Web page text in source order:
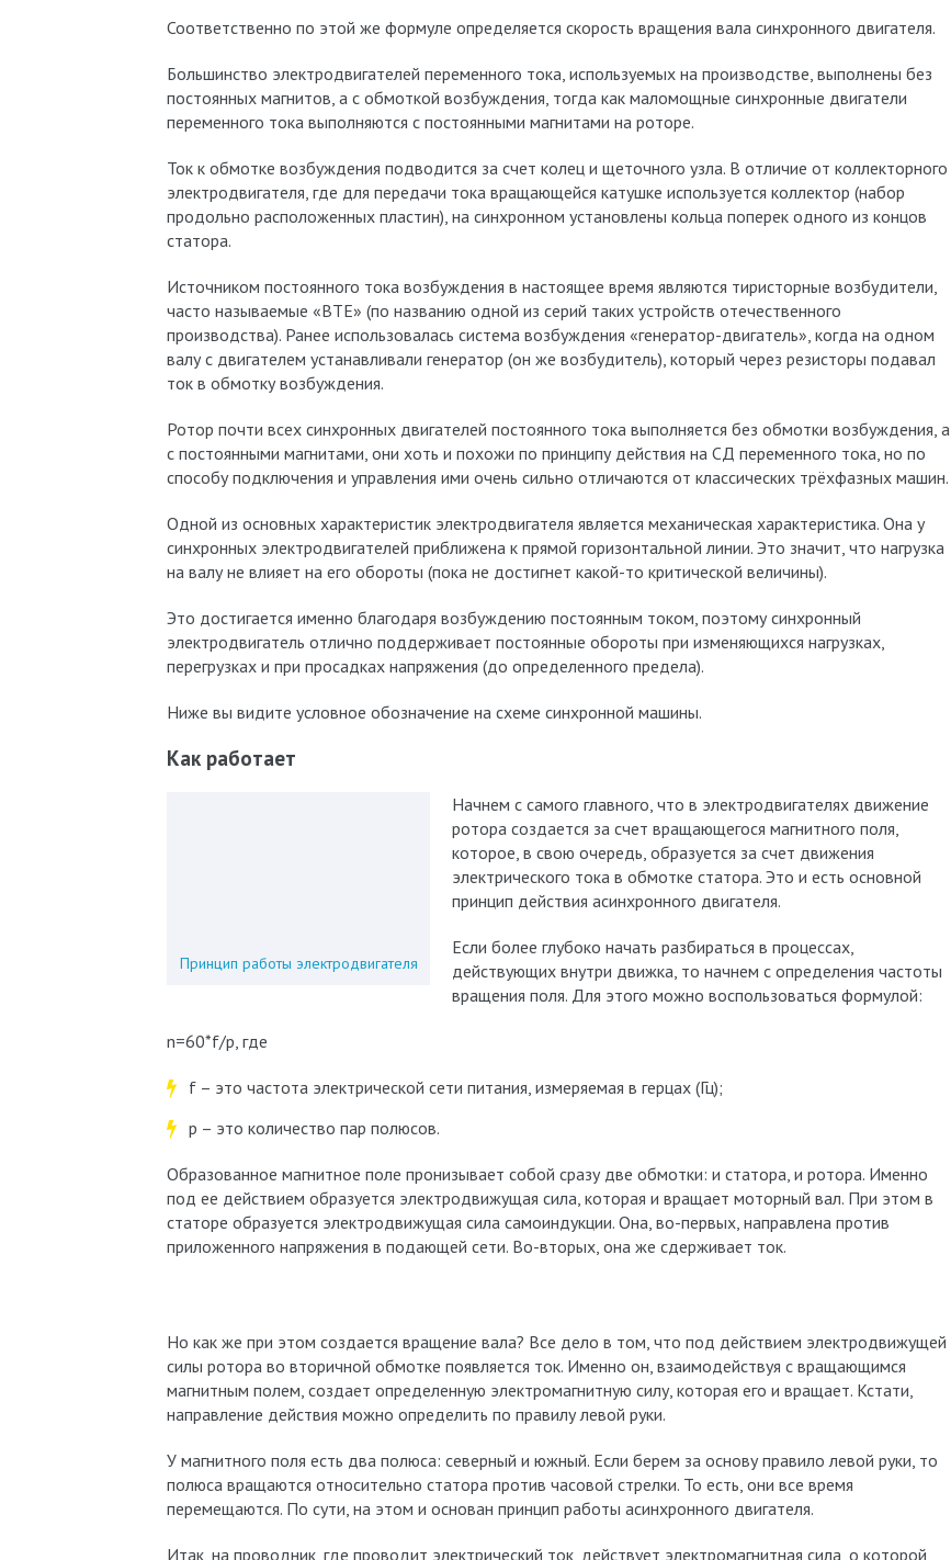
Соответственно по этой же формуле определяется скорость вращения вала синхронного двигателя.
Большинство электродвигателей переменного тока, используемых на производстве, выполнены без
постоянных магнитов, а с обмоткой возбуждения, тогда как маломощные синхронные двигатели
переменного тока выполняются с постоянными магнитами на роторе.
Ток к обмотке возбуждения подводится за счет колец и щеточного узла. В отличие от коллекторного
электродвигателя, где для передачи тока вращающейся катушке используется коллектор (набор
продольно расположенных пластин), на синхронном установлены кольца поперек одного из концов
статора.
Источником постоянного тока возбуждения в настоящее время являются тиристорные возбудители,
часто называемые «ВТЕ» (по названию одной из серий таких устройств отечественного
производства). Ранее использовалась система возбуждения «генератор-двигатель», когда на одном
валу с двигателем устанавливали генератор (он же возбудитель), который через резисторы подавал
ток в обмотку возбуждения.
Ротор почти всех синхронных двигателей постоянного тока выполняется без обмотки возбуждения, а
с постоянными магнитами, они хоть и похожи по принципу действия на СД переменного тока, но по
способу подключения и управления ими очень сильно отличаются от классических трёхфазных машин.
Одной из основных характеристик электродвигателя является механическая характеристика. Она у
синхронных электродвигателей приближена к прямой горизонтальной линии. Это значит, что нагрузка
на валу не влияет на его обороты (пока не достигнет какой-то критической величины).
Это достигается именно благодаря возбуждению постоянным током, поэтому синхронный
электродвигатель отлично поддерживает постоянные обороты при изменяющихся нагрузках,
перегрузках и при просадках напряжения (до определенного предела).
Ниже вы видите условное обозначение на схеме синхронной машины.
Как работает
Принцип работы электродвигателя
Начнем с самого главного, что в электродвигателях движение
ротора создается за счет вращающегося магнитного поля,
которое, в свою очередь, образуется за счет движения
электрического тока в обмотке статора. Это и есть основной
принцип действия асинхронного двигателя.
Если более глубоко начать разбираться в процессах,
действующих внутри движка, то начнем с определения частоты
вращения поля. Для этого можно воспользоваться формулой:
n=60*f/p, где
f – это частота электрической сети питания, измеряемая в герцах (Гц);
p – это количество пар полюсов.
Образованное магнитное поле пронизывает собой сразу две обмотки: и статора, и ротора. Именно
под ее действием образуется электродвижущая сила, которая и вращает моторный вал. При этом в
статоре образуется электродвижущая сила самоиндукции. Она, во-первых, направлена против
приложенного напряжения в подающей сети. Во-вторых, она же сдерживает ток.
Но как же при этом создается вращение вала? Все дело в том, что под действием электродвижущей
силы ротора во вторичной обмотке появляется ток. Именно он, взаимодействуя с вращающимся
магнитным полем, создает определенную электромагнитную силу, которая его и вращает. Кстати,
направление действия можно определить по правилу левой руки.
У магнитного поля есть два полюса: северный и южный. Если берем за основу правило левой руки, то
полюса вращаются относительно статора против часовой стрелки. То есть, они все время
перемещаются. По сути, на этом и основан принцип работы асинхронного двигателя.
Итак, на проводник, где проводит электрический ток, действует электромагнитная сила, о которой